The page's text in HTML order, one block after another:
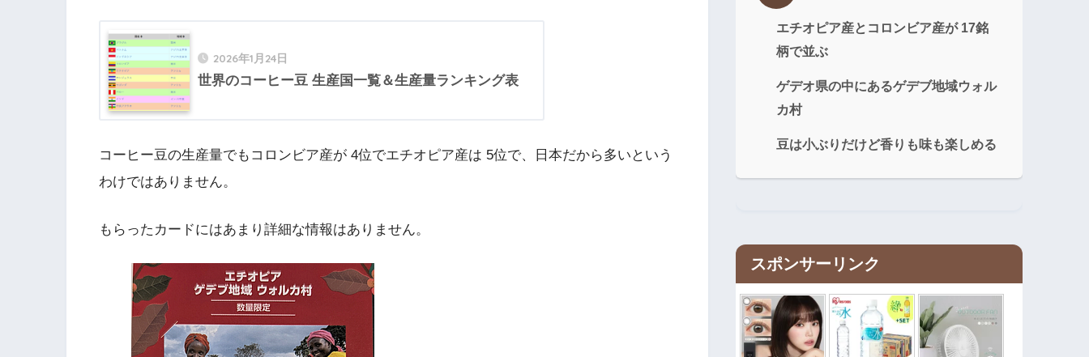
2026年1月24日
世界のコーヒー豆 生産国一覧＆生産量ランキング表
コーヒー豆の生産量でもコロンビア産が 4位でエチオピア産は 5位で、日本だから多いという
わけではありません。
もらったカードにはあまり詳細な情報はありません。
エチオピア産とコロンビア産が 17銘
柄で並ぶ
ゲデオ県の中にあるゲデブ地域ウォル
カ村
豆は小ぶりだけど香りも味も楽しめる
スポンサーリンク